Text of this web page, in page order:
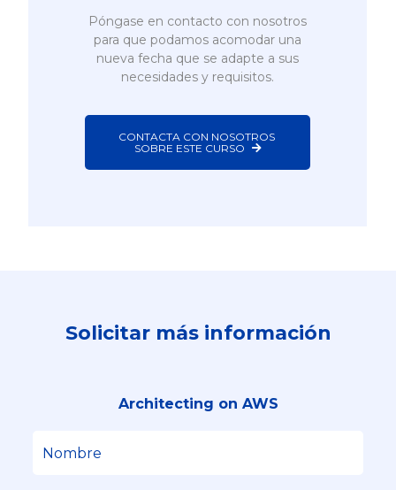
Póngase en contacto con nosotros
para que podamos acomodar una
nueva fecha que se adapte a sus
necesidades y requisitos.
CONTACTA CON NOSOTROS
SOBRE ESTE CURSO
Solicitar más información
Architecting on AWS